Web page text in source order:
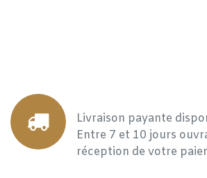
Livraison payante
Entre 7 et 10 jours
réception de votre